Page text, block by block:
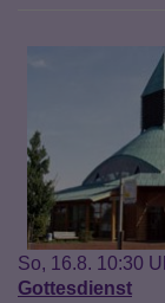
So, 16.8. 10:30
Gottesdienst